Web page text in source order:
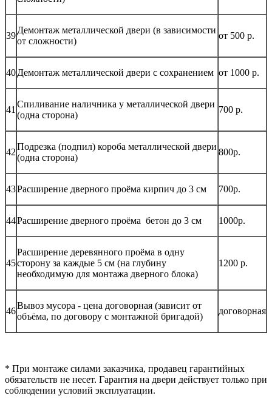
39
Демонтаж металлической двери (в зависимости
от сложности)
от 500 р.
40Демонтаж металлической двери с сохранением от 1000 р.
41
Спиливание наличника у металлической двери
(одна сторона)
700 р.
42
Подрезка (подпил) короба металлической двери
(одна сторона)
800р.
43Расширение дверного проёма кирпич до 3 см 700р.
44Расширение дверного проёма бетон до 3 см 1000р.
45
Расширение деревянного проёма в одну
сторону за каждые 5 см (на глубину
необходимую для монтажа дверного блока)
1200 р.
46
Вывоз мусора - цена договорная (зависит от
объёма, по договору с монтажной бригадой)
договорная
* При монтаже силами заказчика, продавец гарантийных
обязательств не несет. Гарантия на двери действует только при
соблюдении условий эксплуатации.